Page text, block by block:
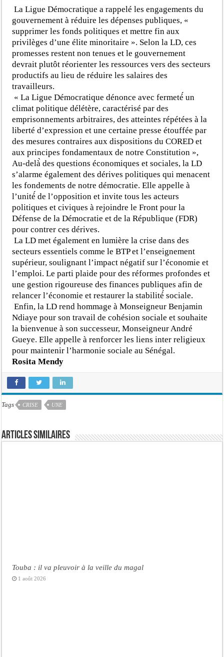
La Ligue Démocratique a rappelé les engagements du
gouvernement à réduire les dépenses publiques, «
supprimer les fonds politiques et mettre fin aux
privilèges d’une élite minoritaire ». Selon la LD, ces
promesses restent non tenues et le gouvernement
devrait plutôt réorienter les ressources vers des secteurs
productifs au lieu de réduire les salaires des
travailleurs.
« La Ligue Démocratique dénonce avec fermeté́ un
climat politique délétère, caractérisé par des
emprisonnements arbitraires, des atteintes répétées à la
liberté d’expression et une certaine presse étouffée par
des mesures contraires aux dispositions du CORED et
aux principes fondamentaux de notre Constitution »,
Au-delà̀ des questions économiques et sociales, la LD
s’alarme également des dérives politiques qui menacent
les fondements de notre démocratie. Elle appelle à
l’unité́ de l’opposition et invite tous les acteurs
politiques et civiques à rejoindre le Front pour la
Défense de la Démocratie et de la République (FDR)
pour contrer ces dérives.
La LD met également en lumière la crise dans des
secteurs essentiels comme le BTP et l’enseignement
supérieur, soulignant l’impact négatif sur l’économie et
l’emploi. Le parti plaide pour des réformes profondes et
une gestion rigoureuse des finances publiques afin de
relancer l’économie et restaurer la stabilité́ sociale.
Enfin, la LD rend hommage à Monseigneur Benjamin
Ndiaye pour son travail de cohésion sociale et souhaite
la bienvenue à son successeur, Monseigneur André
Gueye. Elle appelle à renforcer les liens inter religieux
pour maintenir l’harmonie sociale au Sénégal.
Rosita Mendy
Tags CRISE UNE
Articles similaires
Touba : il va pleuvoir à la veille du magal
1 août 2026